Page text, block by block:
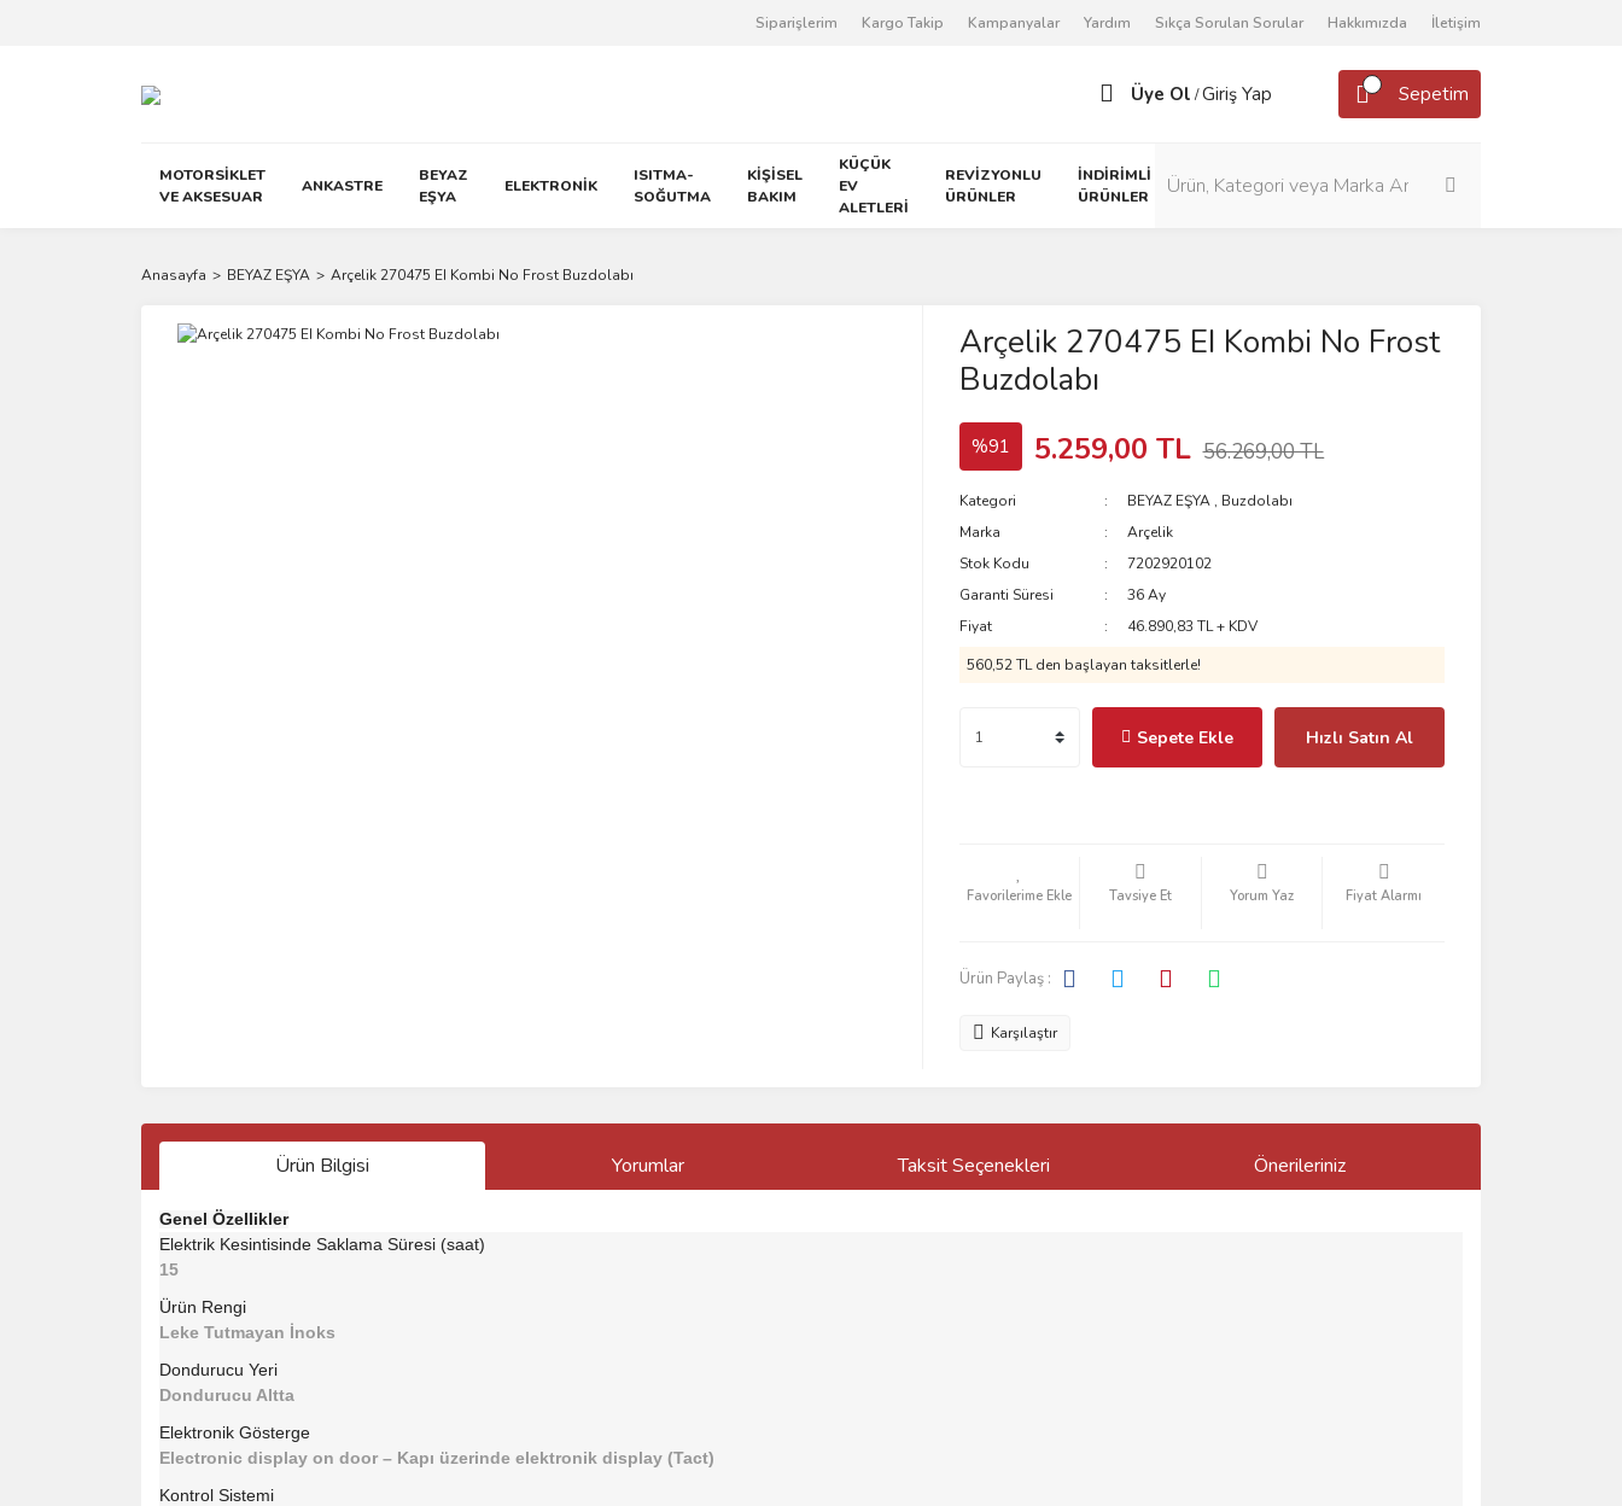
Siparişlerim Kargo Takip Kampanyalar Yardım Sıkça Sorulan Sorular Hakkımızda İletişim
Üye Ol /Giriş Yap Sepetim
MOTORSİKLET
VE AKSESUAR
ANKASTRE
BEYAZ
EŞYA
ELEKTRONİK
ISITMA-
SOĞUTMA
KİŞİSEL
BAKIM
KÜÇÜK
EV
ALETLERİ
REVİZYONLU
ÜRÜNLER
İNDİRİMLİ
ÜRÜNLER
Anasayfa BEYAZ EŞYA Arçelik 270475 EI Kombi No Frost Buzdolabı
Arçelik 270475 EI Kombi No Frost
Buzdolabı
%91 5.259,00 TL 56.269,00 TL
Kategori BEYAZ EŞYA , Buzdolabı
Marka
Arçelik
Stok Kodu
7202920102
Garanti Süresi
36 Ay
Fiyat
46.890,83 TL + KDV
560,52 TLden başlayan taksitlerle!
Sepete Ekle Hızlı Satın Al
Tavsiye Et Yorum Yaz Fiyat Alarmı
Ürün Paylaş :
Karşılaştır
Ürün Bilgisi Yorumlar Taksit Seçenekleri Önerileriniz
Genel Özellikler
Elektrik Kesintisinde Saklama Süresi (saat)
15
Ürün Rengi
Leke Tutmayan İnoks
Dondurucu Yeri
Dondurucu Altta
Elektronik Gösterge
Electronic display on door – Kapı üzerinde elektronik display (Tact)
Kontrol Sistemi